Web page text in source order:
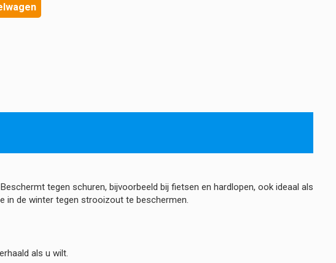
tegen schuren, bijvoorbeeld bij fietsen en hardlopen, ook ideaal als
in de winter tegen strooizout te beschermen.
als u wilt.